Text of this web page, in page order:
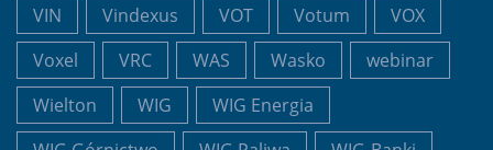
VIN
Vindexus VOT Votum
VOX
Voxel
VRC WAS Wasko
webinar
Wielton
WIG
WIG Energia